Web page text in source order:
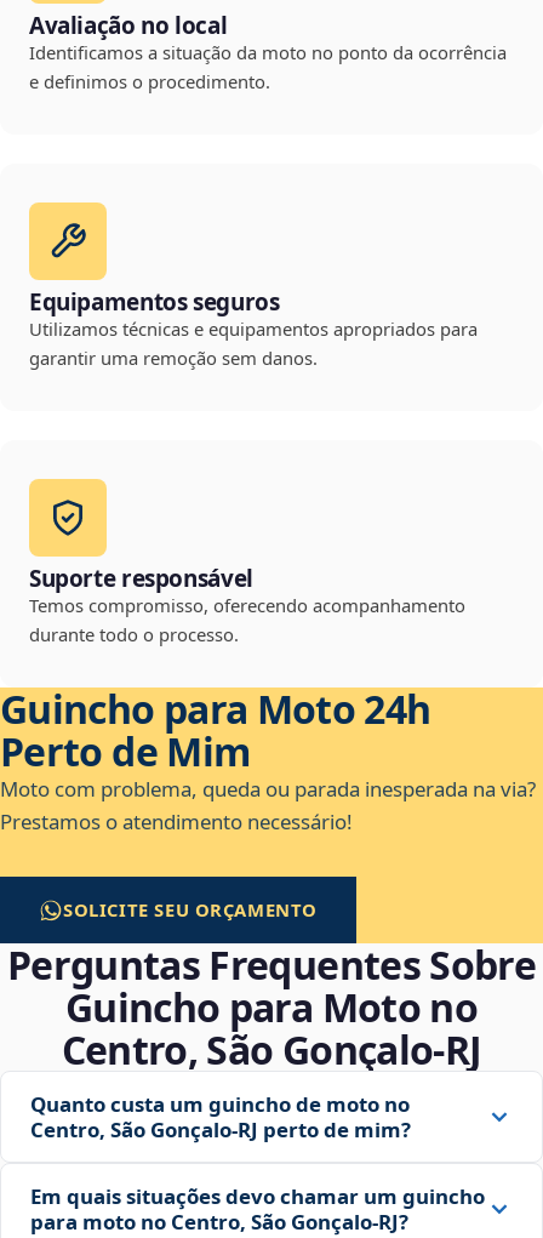
Avaliação no local
Identificamos a situação da moto no ponto da ocorrência
e definimos o procedimento.
Equipamentos seguros
Utilizamos técnicas e equipamentos apropriados para
garantir uma remoção sem danos.
Suporte responsável
Temos compromisso, oferecendo acompanhamento
durante todo o processo.
Guincho para Moto 24h
Perto de Mim
Moto com problema, queda ou parada inesperada na via?
Prestamos o atendimento necessário!
SOLICITE SEU ORÇAMENTO
Perguntas Frequentes Sobre
Guincho para Moto no
Centro, São Gonçalo‑RJ
Quanto custa um guincho de moto no
Centro, São Gonçalo‑RJ perto de mim?
Em quais situações devo chamar um guincho
para moto no Centro, São Gonçalo‑RJ?